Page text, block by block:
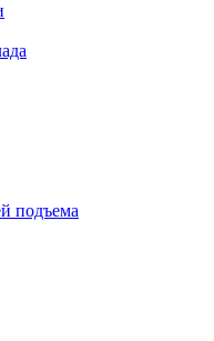
подъема